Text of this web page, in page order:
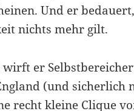
Und er
nichts mehr gilt.
er
(und sicherlich
recht kleine Clique